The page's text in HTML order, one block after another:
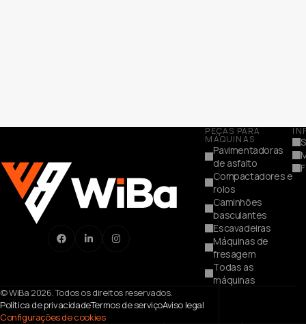
PEÇAS PARA
MÁQUINAS
Pavimentadoras
de asfalto
Compactadores e
rolos
Caminhões
basculantes
Escavadeiras
Máquinas de
fresagem
Todas as
máquinas
© WiBa 2026. Todos os direitos reservados.
Política de privacidadeTermos de serviçoAviso legal
Configurações de cookies